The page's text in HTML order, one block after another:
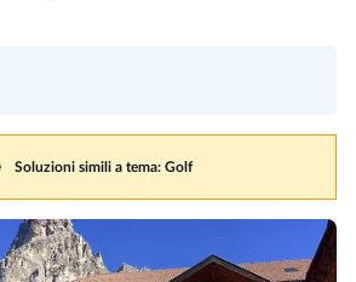
Soluzioni simili a tema: Golf